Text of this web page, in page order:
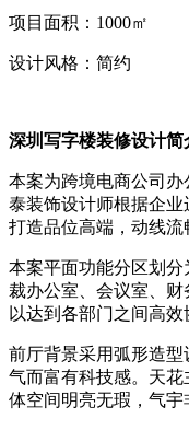
项目面积：1000㎡
设计风格：简约
深圳写字楼装修设计简
本案为跨境电商公司
泰装饰设计师根据企业
打造品位高端，动线流
本案平面功能分区划
裁办公室、会议室、财
以达到各部门之间高效
前厅背景采用弧形造
气而富有科技感。天
体空间明亮无瑕，气宇